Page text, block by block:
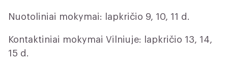
Nuotoliniai mokymai: lapkričio 9, 10, 11 d.
Kontaktiniai mokymai Vilniuje: lapkričio 13, 14,
15 d.